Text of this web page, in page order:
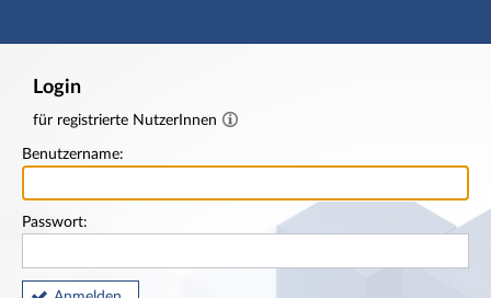
Hauptnavigation
Login
für registrierte NutzerInnen
Benutzername:
Passwort: